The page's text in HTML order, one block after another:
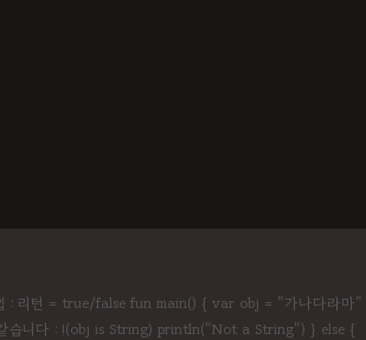
: 리턴 = true/false fun main() { var obj = "가나다라마
니다 : !(obj is String) println("Not a String") } else {